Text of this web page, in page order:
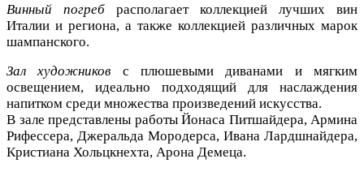
Винный погреб располагает коллекцией лучших вин
Италии и региона, а также коллекцией различных марок
шампанского.
Зал художников с плюшевыми диванами и мягким
освещением, идеально подходящий для наслаждения
напитком среди множества произведений искусства.
В зале представлены работы Йонаса Питшайдера, Армина
Рифессера, Джеральда Мородерса, Ивана Лардшнайдера,
Кристиана Хольцкнехта, Арона Демеца.